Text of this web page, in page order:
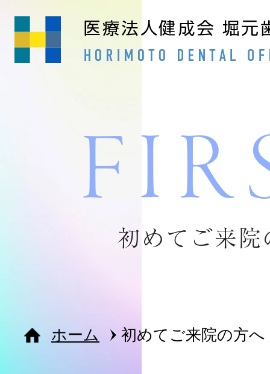
24時間ネ
ホーム
初めてご来
ホーム 初めてご来院の方へ